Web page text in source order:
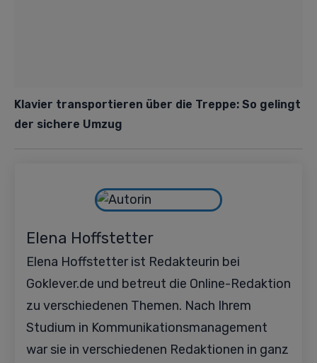
Klavier transportieren über die Treppe: So gelingt
der sichere Umzug
Elena Hoffstetter
Elena Hoffstetter ist Redakteurin bei
Goklever.de und betreut die Online-Redaktion
zu verschiedenen Themen. Nach Ihrem
Studium in Kommunikationsmanagement
war sie in verschiedenen Redaktionen in ganz